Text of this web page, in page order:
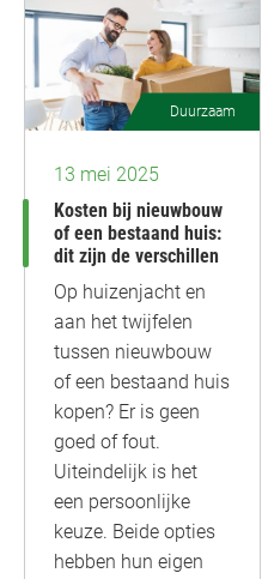
Duurzaam
13 mei 2025
Kosten bij nieuwbouw
of een bestaand huis:
dit zijn de verschillen
Op huizenjacht en
aan het twijfelen
tussen nieuwbouw
of een bestaand huis
kopen? Er is geen
goed of fout.
Uiteindelijk is het
een persoonlijke
keuze. Beide opties
hebben hun eigen